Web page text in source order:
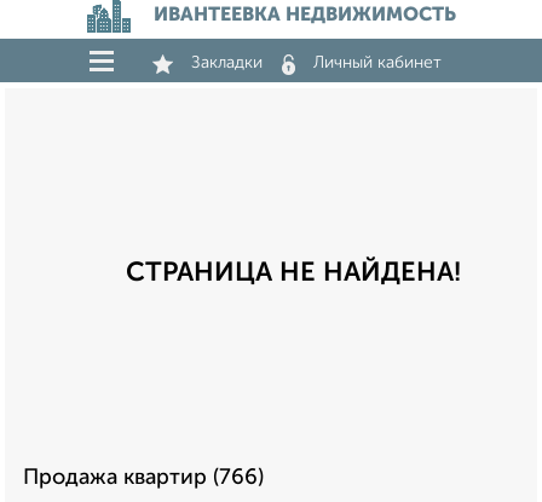
ИВАНТЕЕВКА НЕДВИЖИМОСТЬ
Закладки Личный кабинет
СТРАНИЦА НЕ НАЙДЕНА!
Продажа квартир (766)